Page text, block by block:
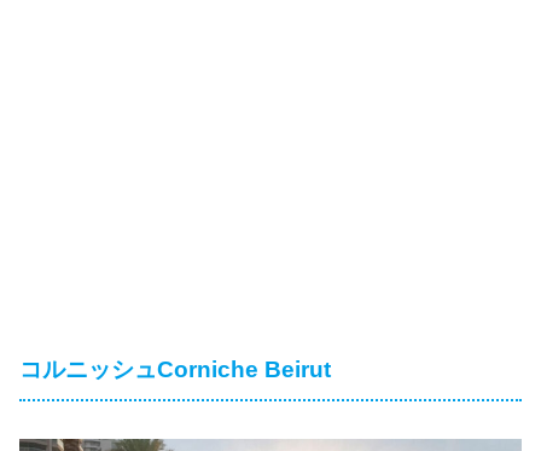
コルニッシュCorniche Beirut